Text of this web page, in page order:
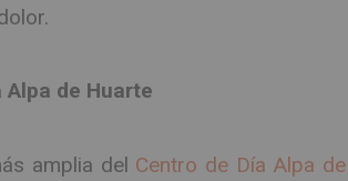
de Huarte
amplia del Centro de Día Alpa